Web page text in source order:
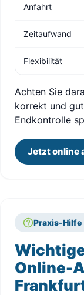
Anfahrt
Zeitaufwand
Flexibilität
Achten Sie
korrekt und
Endkontrolle
Jetzt online
Praxis-Hilfe
Online-